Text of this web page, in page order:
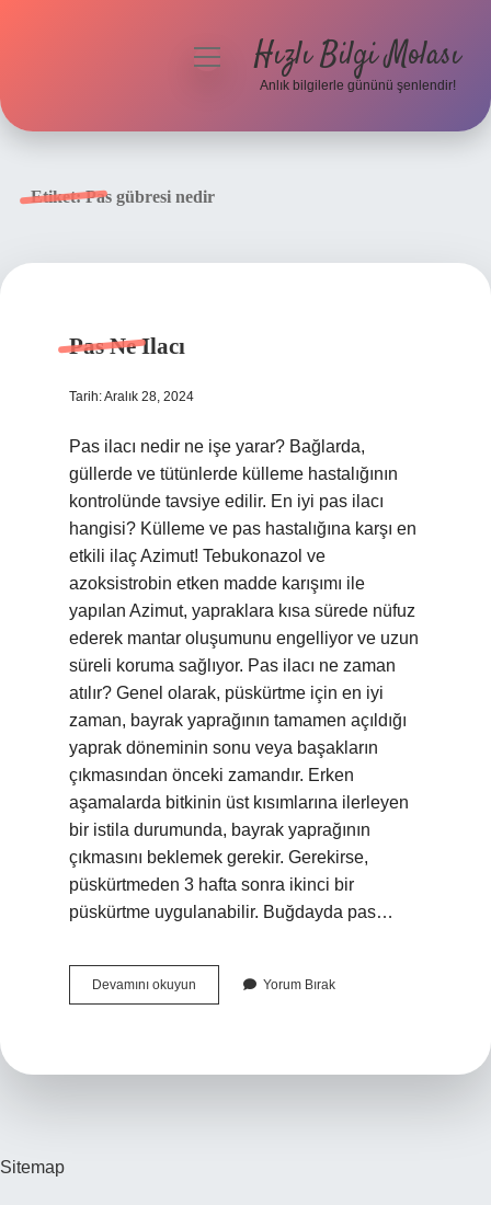
menüyüHızlı Bilgi Molası
Anlık bilgilerle gününü şenlendir!
Etiket:Pas gübresi nedir
Pas Ne Ilacı
Tarih: Aralık 28, 2024
Pas ilacı nedir ne işe yarar? Bağlarda,
güllerde ve tütünlerde külleme hastalığının
kontrolünde tavsiye edilir. En iyi pas ilacı
hangisi? Külleme ve pas hastalığına karşı en
etkili ilaç Azimut! Tebukonazol ve
azoksistrobin etken madde karışımı ile
yapılan Azimut, yapraklara kısa sürede nüfuz
ederek mantar oluşumunu engelliyor ve uzun
süreli koruma sağlıyor. Pas ilacı ne zaman
atılır? Genel olarak, püskürtme için en iyi
zaman, bayrak yaprağının tamamen açıldığı
yaprak döneminin sonu veya başakların
çıkmasından önceki zamandır. Erken
aşamalarda bitkinin üst kısımlarına ilerleyen
bir istila durumunda, bayrak yaprağının
çıkmasını beklemek gerekir. Gerekirse,
püskürtmeden 3 hafta sonra ikinci bir
püskürtme uygulanabilir. Buğdayda pas…
Devamını okuyun
Ne
Yorum Bırak
Sitemap